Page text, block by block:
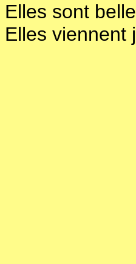
Elles sont
Elles viennent